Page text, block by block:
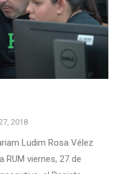
2018
Ludim Rosa Vélez
RUM viernes, 27 de